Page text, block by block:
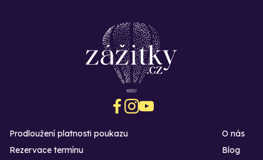
Prodloužení platnosti poukazu
Rezervace termínu
O nás
Blog